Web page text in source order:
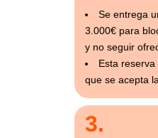
Se entrega
3.000€ para
y no seguir
Esta
que se acepta
3.